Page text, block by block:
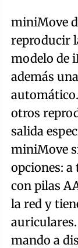
miniMove
reproducir
modelo de
además
otros
salida
miniMove
opciones: a
con pilas
la red y
mando a